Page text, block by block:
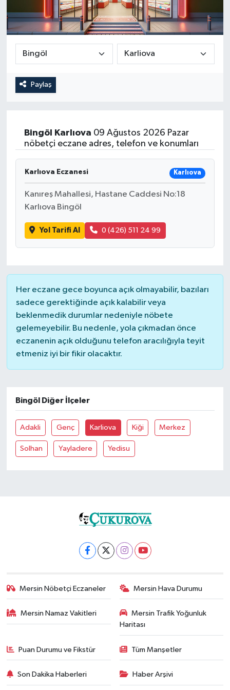
Paylaş
Bingöl Karlıova 09 Ağustos 2026 Pazar
nöbetçi eczane adres, telefon ve konumları
Karlıova Eczanesi Karlıova
Kanıreş Mahallesi, Hastane Caddesi No:18
Karlıova Bingöl
Yol Tarifi Al 0 (426) 511 24 99
Her eczane gece boyunca açık olmayabilir, bazıları
sadece gerektiğinde açık kalabilir veya
beklenmedik durumlar nedeniyle nöbete
gelemeyebilir. Bu nedenle, yola çıkmadan önce
eczanenin açık olduğunu telefon aracılığıyla teyit
etmeniz iyi bir fikir olacaktır.
Bingöl Diğer İlçeler
Adakli Genç Karliova Kiği Merkez
Solhan Yayladere Yedisu
Mersin Nöbetçi Eczaneler Mersin Hava Durumu
Mersin Namaz Vakitleri
Mersin Trafik Yoğunluk
Haritası
Puan Durumu ve Fikstür Tüm Manşetler
Son Dakika Haberleri Haber Arşivi